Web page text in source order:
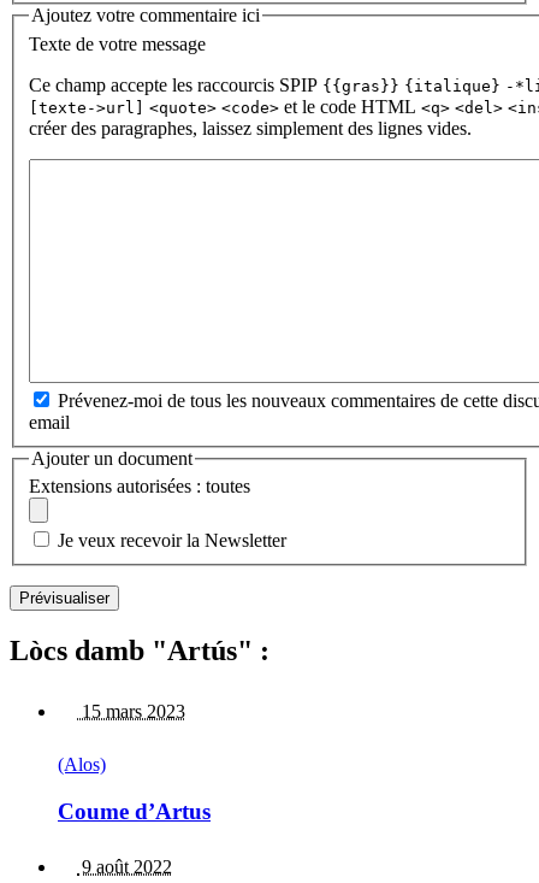
Ajoutez votre commentaire ici
Texte de votre message
Ce champ accepte les raccourcis SPIP {{gras}} {italique} -
[texte->url] <quote> <code> et le code HTML <q> <del>
créer des paragraphes, laissez simplement des lignes vides.
Prévenez-moi de tous les nouveaux commentaires de cette
email
Ajouter un document
Extensions autorisées : toutes
Je veux recevoir la Newsletter
Lòcs damb "Artús" :
15 mars 2023
(Alos)
Coume d’Artus
9 août 2022